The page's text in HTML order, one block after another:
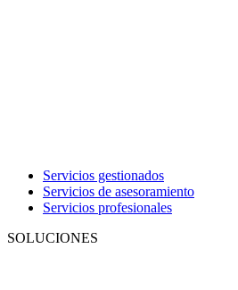
Servicios gestionados
Servicios de asesoramiento
Servicios profesionales
SOLUCIONES